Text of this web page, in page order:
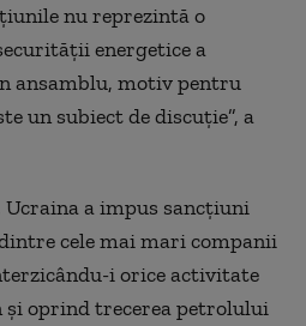
nu reprezintă o
energetice a
ansamblu, motiv pentru
un subiect de discuţie”, a
a impus sancţiuni
cele mai mari companii
i orice activitate
oprind trecerea petrolului